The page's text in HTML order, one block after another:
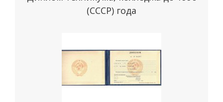
(СССР) года